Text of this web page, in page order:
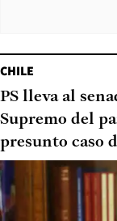
CHILE
PS lleva al
Supremo del
presunto caso